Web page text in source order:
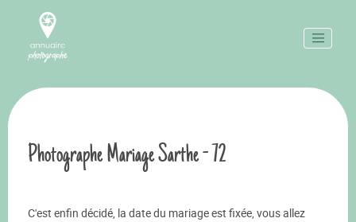
Photographe Mariage Sarthe - 72
C'est enfin décidé, la date du mariage est fixée, vous allez